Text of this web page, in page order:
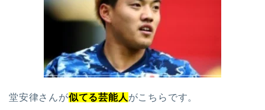
堂安律さんが似てる芸能人 がこちらです。